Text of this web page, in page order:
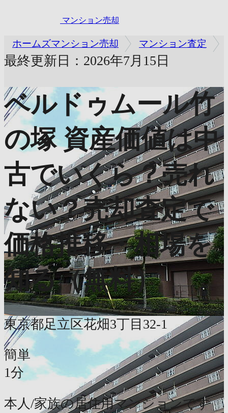
マンション売却
ホームズマンション売却 マンション査定
最終更新日：2026年7月15日
ベルドゥムール竹
の塚 資産価値は中
古でいくら？売れ
ない？売却査定で
価格推移・相場を
知る（無料）
東京都足立区花畑3丁目32-1
簡単
1分
本人/家族の居住用マンションです